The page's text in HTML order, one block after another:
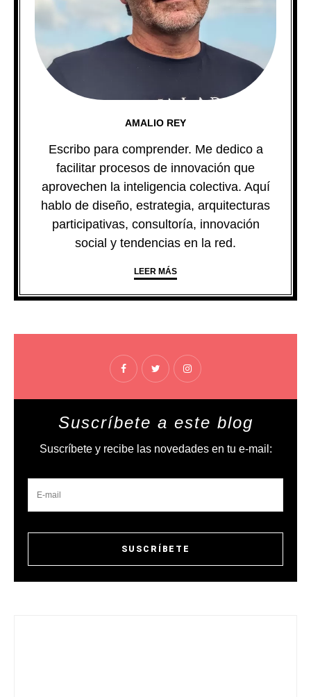
AMALIO REY
Escribo para comprender. Me dedico a
facilitar procesos de innovación que
aprovechen la inteligencia colectiva. Aquí
hablo de diseño, estrategia, arquitecturas
participativas, consultoría, innovación
social y tendencias en la red.
LEER MÁS
Suscríbete a este blog
Suscríbete y recibe las novedades en tu e-mail: